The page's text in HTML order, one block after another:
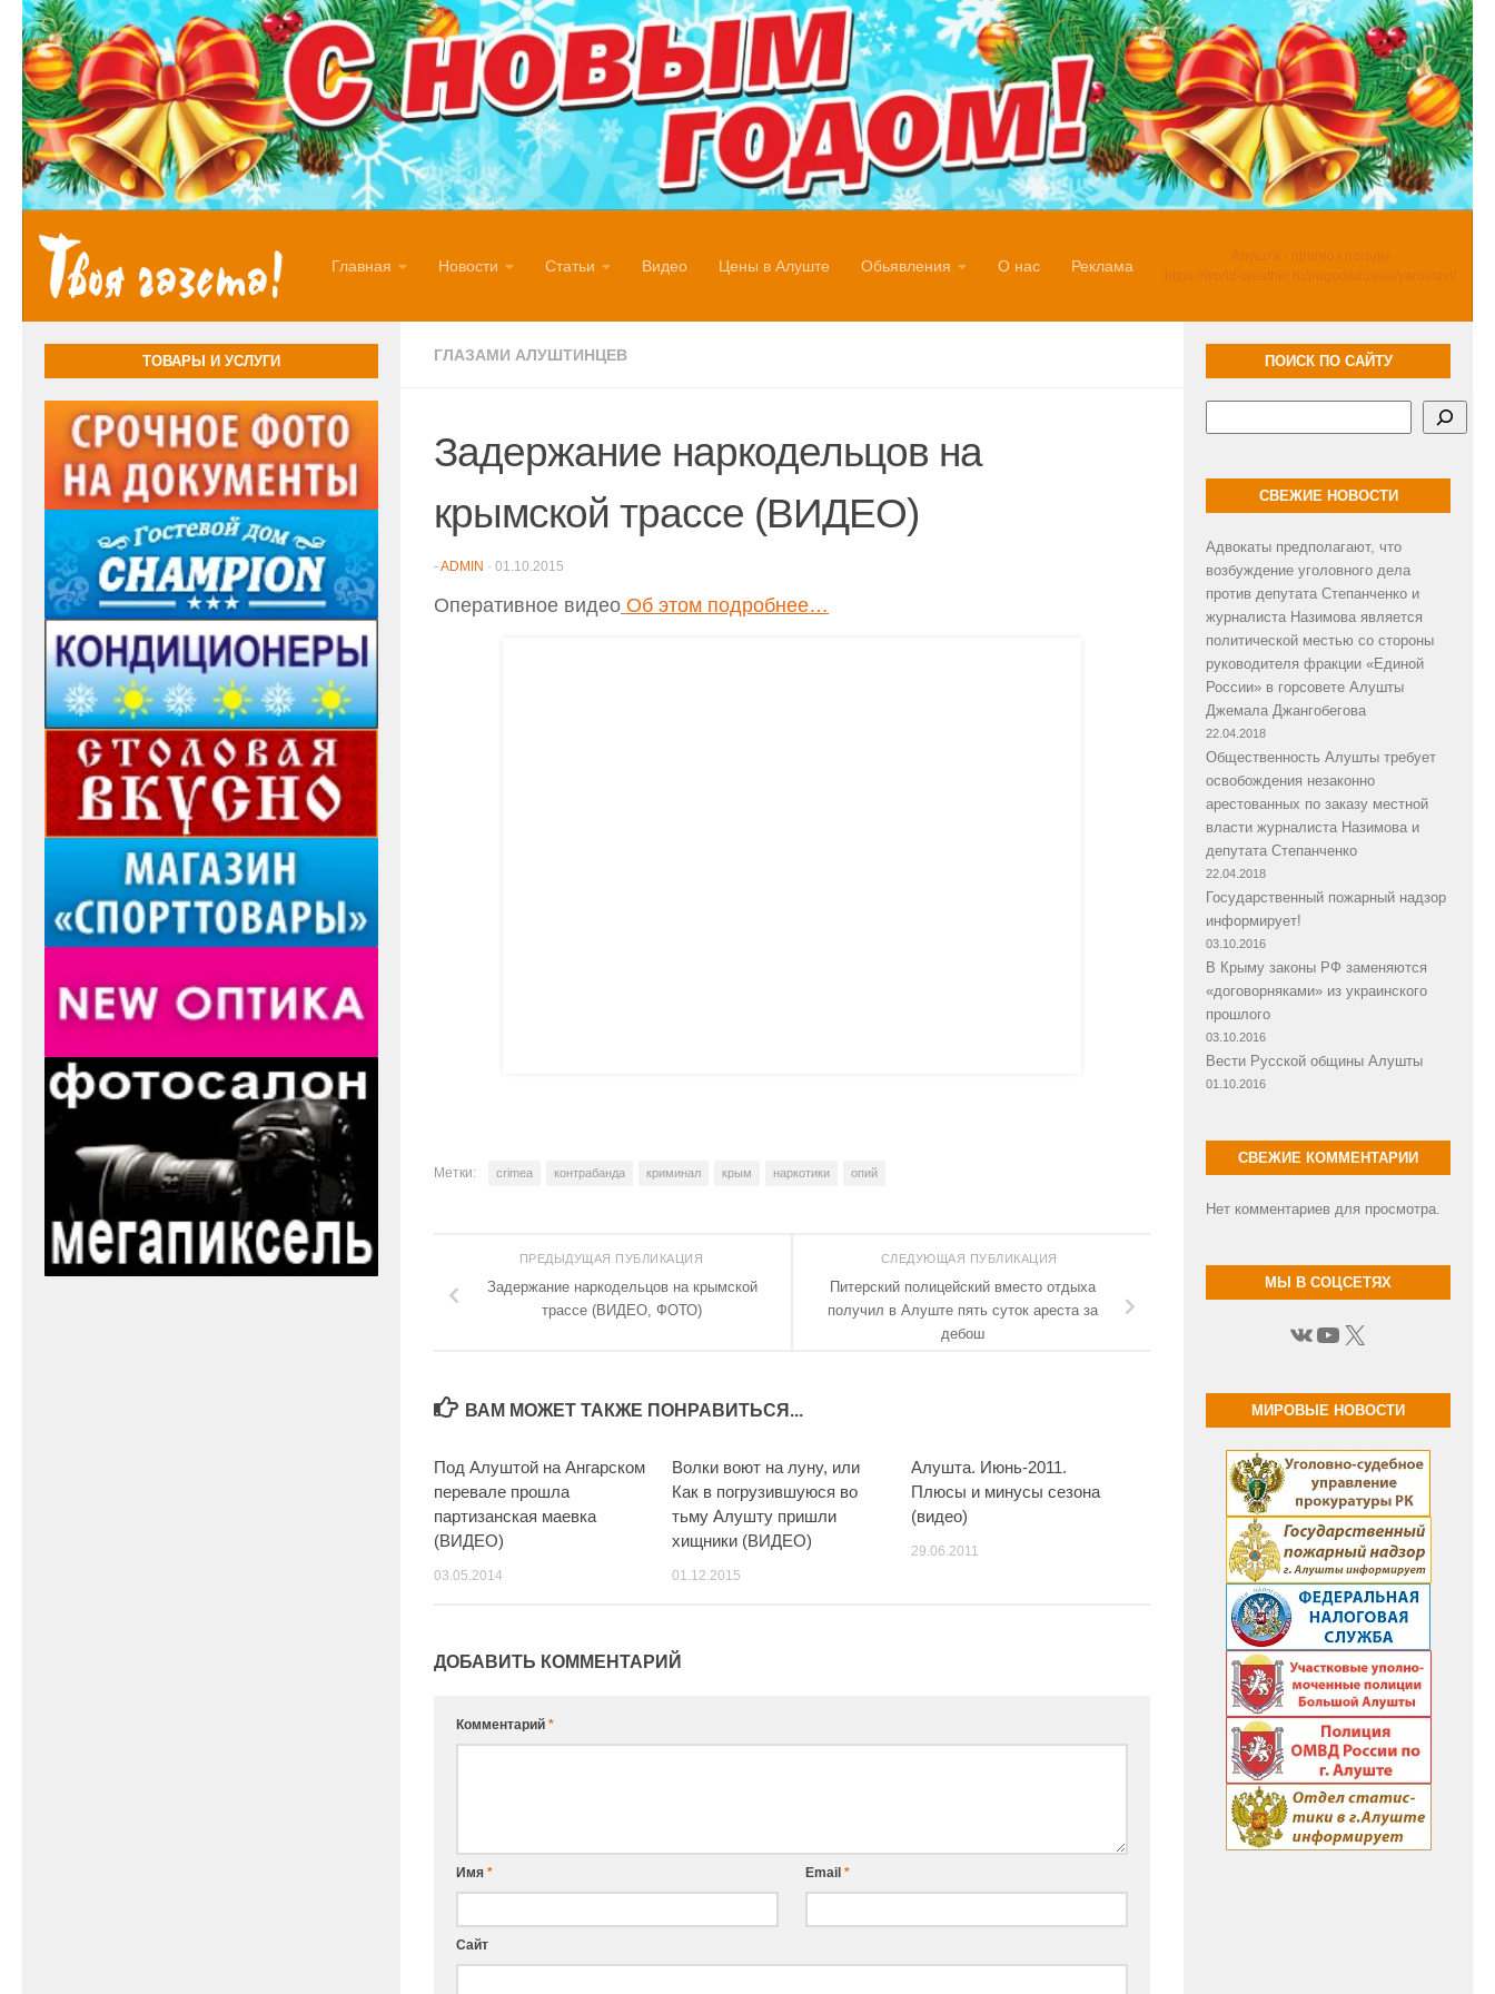
Перейти к содержимому
Главная Новости Статьи Видео Цены в Алуште Обьявления О нас Реклама
Алушта - прогноз погоды
https://world-weather.ru/pogoda/russia/yaroslavl/
ГЛАЗАМИ АЛУШТИНЦЕВ
Задержание наркодельцов на
крымской трассе (ВИДЕО)
-ADMIN · 01.10.2015
Оперативное видео Об этом подробнее…
Метки: crimea контрабанда криминал крым наркотики опий
СЛЕДУЮЩАЯ ПУБЛИКАЦИЯ
Питерский полицейский вместо отдыха
получил в Алуште пять суток ареста за
дебош
ПРЕДЫДУЩАЯ ПУБЛИКАЦИЯ
Задержание наркодельцов на крымской
трассе (ВИДЕО, ФОТО)
ВАМ МОЖЕТ ТАКЖЕ ПОНРАВИТЬСЯ...
Под Алуштой на Ангарском
перевале прошла
партизанская маевка
(ВИДЕО)
03.05.2014
Волки воют на луну, или
Как в погрузившуюся во
тьму Алушту пришли
хищники (ВИДЕО)
01.12.2015
Алушта. Июнь-2011.
Плюсы и минусы сезона
(видео)
29.06.2011
ДОБАВИТЬ КОММЕНТАРИЙ
Комментарий *
Имя * Email*
Сайт
ТОВАРЫ И УСЛУГИ ПОИСК ПО САЙТУ
СВЕЖИЕ НОВОСТИ
Адвокаты предполагают, что
возбуждение уголовного дела
против депутата Степанченко и
журналиста Назимова является
политической местью со стороны
руководителя фракции «Единой
России» в горсовете Алушты
Джемала Джангобегова
22.04.2018
Общественность Алушты требует
освобождения незаконно
арестованных по заказу местной
власти журналиста Назимова и
депутата Степанченко
22.04.2018
Государственный пожарный надзор
информирует!
03.10.2016
В Крыму законы РФ заменяются
«договорняками» из украинского
прошлого
03.10.2016
Вести Русской общины Алушты
01.10.2016
СВЕЖИЕ КОММЕНТАРИИ
Нет комментариев для просмотра.
МЫ В СОЦСЕТЯХ
ВКонтакте
YouTube
X
МИРОВЫЕ НОВОСТИ